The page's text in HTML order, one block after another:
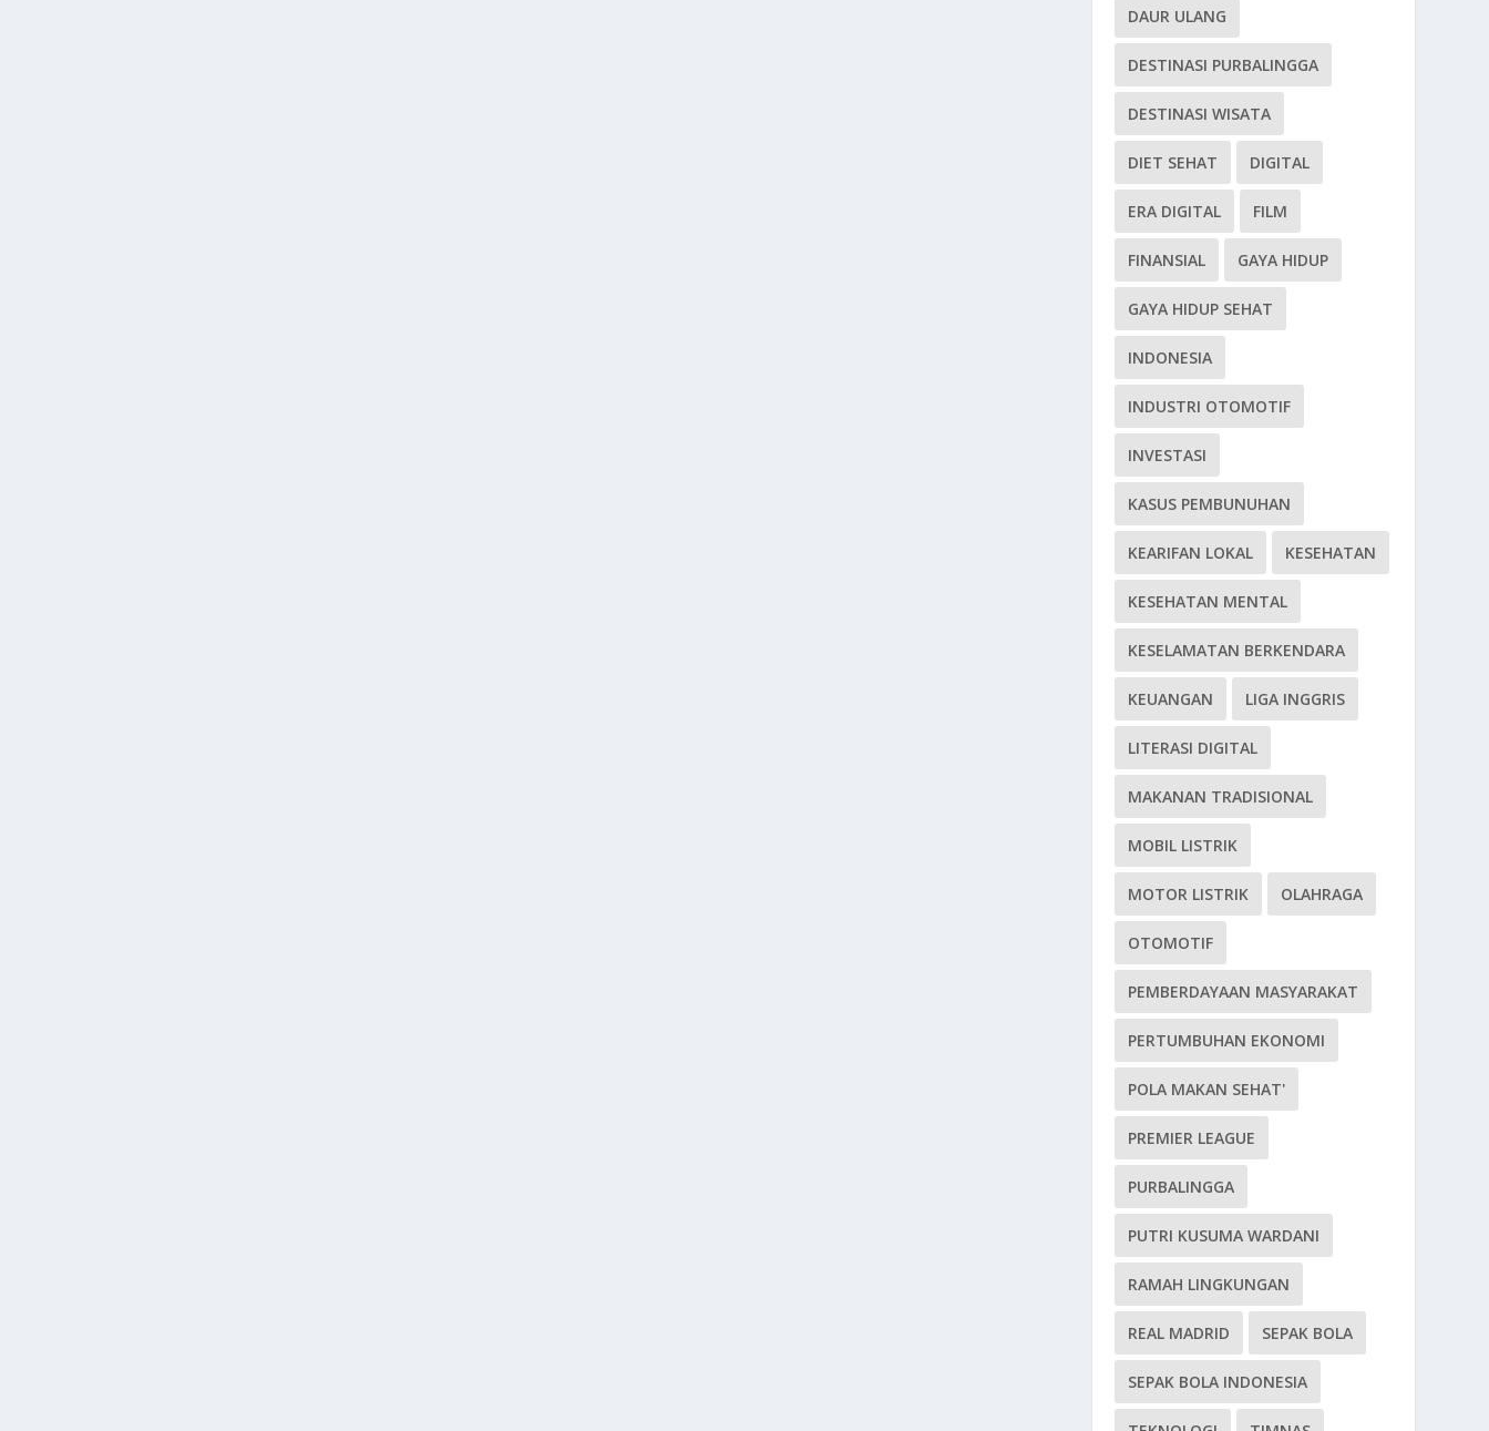
DAUR ULANG
DESTINASI PURBALINGGA
DESTINASI WISATA
DIET SEHAT DIGITAL
ERA DIGITAL FILM
FINANSIAL GAYA HIDUP
GAYA HIDUP SEHAT
INDONESIA
INDUSTRI OTOMOTIF
INVESTASI
KASUS PEMBUNUHAN
KEARIFAN LOKAL KESEHATAN
KESEHATAN MENTAL
KESELAMATAN BERKENDARA
KEUANGAN LIGA INGGRIS
LITERASI DIGITAL
MAKANAN TRADISIONAL
MOBIL LISTRIK
MOTOR LISTRIK OLAHRAGA
OTOMOTIF
PEMBERDAYAAN MASYARAKAT
PERTUMBUHAN EKONOMI
POLA MAKAN SEHAT'
PREMIER LEAGUE
PURBALINGGA
PUTRI KUSUMA WARDANI
RAMAH LINGKUNGAN
REAL MADRID SEPAK BOLA
SEPAK BOLA INDONESIA